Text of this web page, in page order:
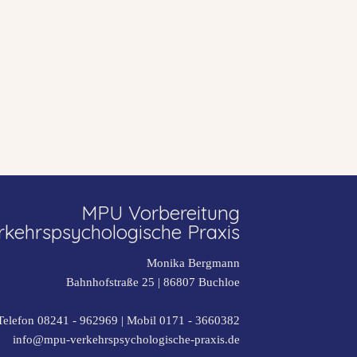
MPU Vorbereitung
Praxis
Monika Bergmann
Bahnhofstraße 25 | 86807 Buchloe
08241 - 962969 | Mobil 0171 - 3660382
info@mpu-verkehrspsychologische-praxis.de